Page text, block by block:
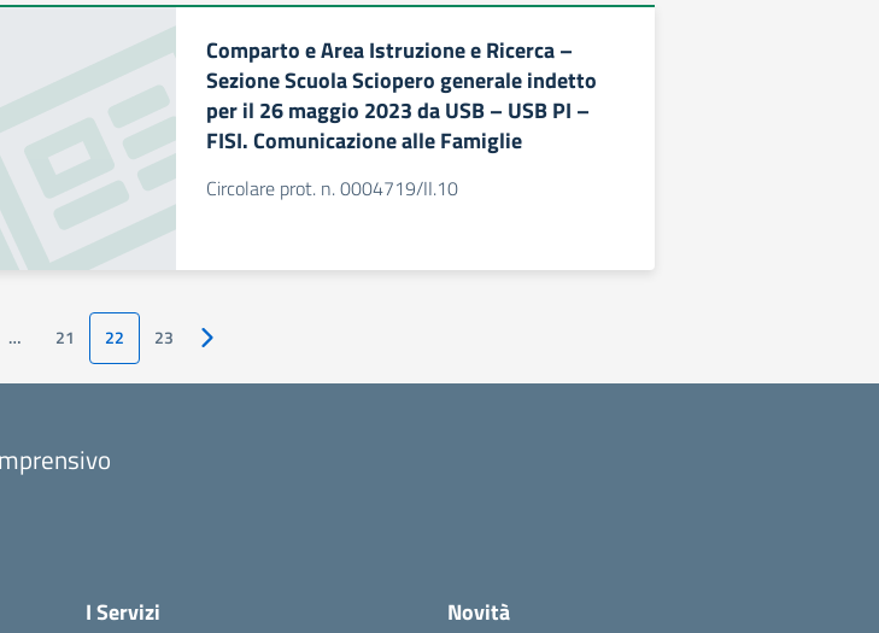
Comparto e Area Istruzione e Ricerca –
Sezione Scuola Sciopero generale indetto
per il 26 maggio 2023 da USB – USB PI –
FISI. Comunicazione alle Famiglie
Circolare prot. n. 0004719/II.10
… 21 22 23 Pagina successiva
I Servizi Novità